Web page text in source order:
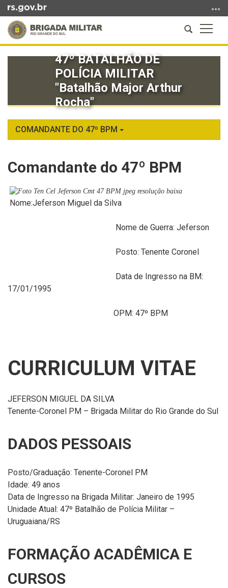
para
conteúdo
busca
a
Abrir
a
busca
47º BATALHÃO DE
POLÍCIA MILITAR
"Batalhão Major Arthur
Rocha"
COMANDANTE DO 47º BPM
Comandante do 47º BPM
Nome:Jeferson Miguel da Silva
Nome de Guerra: Jeferson
Posto: Tenente Coronel
Data de Ingresso na BM:
17/01/1995
OPM: 47º BPM
CURRICULUM VITAE
JEFERSON MIGUEL DA SILVA
Tenente-Coronel PM – Brigada Militar do Rio Grande do Sul
DADOS PESSOAIS
Posto/Graduação: Tenente-Coronel PM
Idade: 49 anos
Data de Ingresso na Brigada Militar: Janeiro de 1995
Unidade Atual: 47º Batalhão de Polícia Militar –
Uruguaiana/RS
FORMAÇÃO ACADÊMICA E
CURSOS